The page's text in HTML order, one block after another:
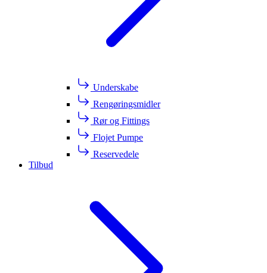
Underskabe
Rengøringsmidler
Rør og Fittings
Flojet Pumpe
Reservedele
Tilbud